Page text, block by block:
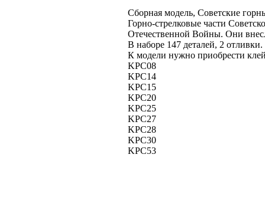
Сборная модель, Советские
Горно-стрелковые части
Отечественной Войны. Они
В наборе 147 деталей, 2
К модели нужно приобрести
KPC08
KPC14
KPC15
KPC20
KPC25
KPC27
KPC28
KPC30
KPC53